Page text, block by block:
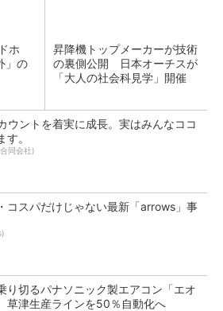
ホ
」の
昇降機トップメーカーが技術
の裏側公開 日本オーチスが
「大人の社会科見学」開催
ウントを着実に成長。実はみんなココ
す。
同会社)
コスパだけじゃない最新「arrows」事
り切るパナソニック製エアコン「エオ
草津生産ラインを50％自動化へ